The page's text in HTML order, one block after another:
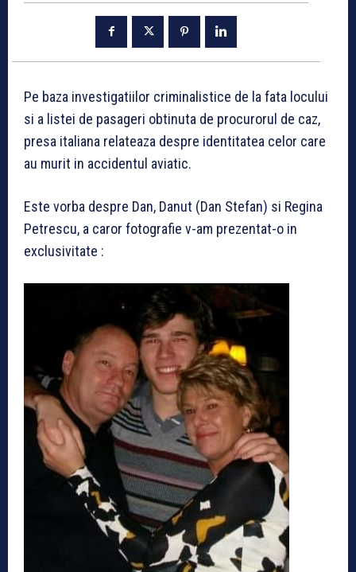
Pe baza investigatiilor criminalistice de la fata locului
si a listei de pasageri obtinuta de procurorul de caz,
presa italiana relateaza despre identitatea celor care
au murit in accidentul aviatic.
Este vorba despre Dan, Danut (Dan Stefan) si Regina
Petrescu, a caror fotografie v-am prezentat-o in
exclusivitate :